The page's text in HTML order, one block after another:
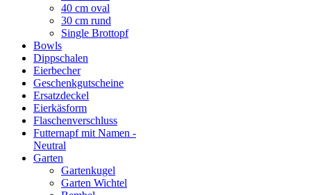
40 cm oval
30 cm rund
Single Brottopf
Bowls
Dippschalen
Eierbecher
Geschenkgutscheine
Ersatzdeckel
Eierkäsform
Flaschenverschluss
Futternapf mit Namen -
Neutral
Garten
Gartenkugel
Garten Wichtel